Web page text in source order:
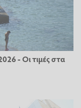
- Οι τιμές στα